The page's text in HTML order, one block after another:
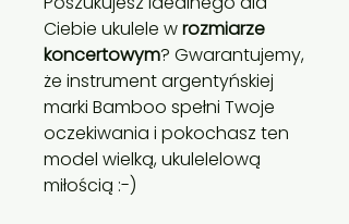
Ciebie ukulele wrozmiarze
koncertowym? Gwarantujemy,
że instrument argentyńskiej
marki Bamboo spełni Twoje
oczekiwania i pokochasz ten
model wielką, ukulelelową
miłością :-)